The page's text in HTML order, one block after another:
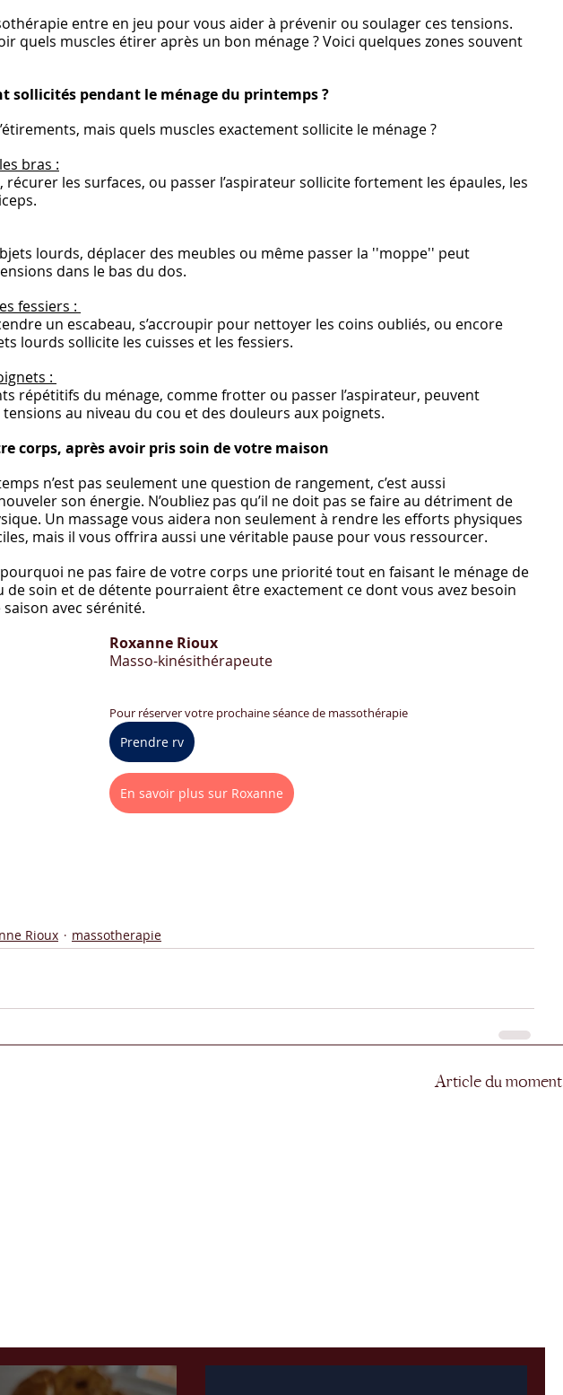
entre en jeu pour vous aider à prévenir ou soulager ces tensions.
quels muscles étirer après un bon ménage ? Voici quelques zones souvent
sollicités pendant le ménage du printemps ?
mais quels muscles exactement sollicite le ménage ?
bras :
récurer les surfaces, ou passer l’aspirateur sollicite fortement les épaules, les
lourds, déplacer des meubles ou même passer la ''moppe'' peut
dans le bas du dos.
fessiers :
un escabeau, s’accroupir pour nettoyer les coins oubliés, ou encore
lourds sollicite les cuisses et les fessiers.
:
répétitifs du ménage, comme frotter ou passer l’aspirateur, peuvent
au niveau du cou et des douleurs aux poignets.
corps, après avoir pris soin de votre maison
n’est pas seulement une question de rangement, c’est aussi
son énergie. N’oubliez pas qu’il ne doit pas se faire au détriment de
Un massage vous aidera non seulement à rendre les efforts physiques
mais il vous offrira aussi une véritable pause pour vous ressourcer.
ne pas faire de votre corps une priorité tout en faisant le ménage de
de soin et de détente pourraient être exactement ce dont vous avez besoin
avec sérénité.
Roxanne Rioux
Masso-kinésithérapeute
Pour réserver votre prochaine séance de massothérapie
Prendre rv
En savoir plus sur Roxanne
Rioux massotherapie
Article du moment